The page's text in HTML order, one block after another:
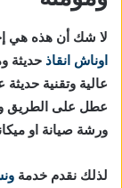
لا شك أن هذه هي
اوناش انقاذ
عالية وتقنية
عطل على الطريق
ورشة صيانة او
لذلك نقدم خدمة